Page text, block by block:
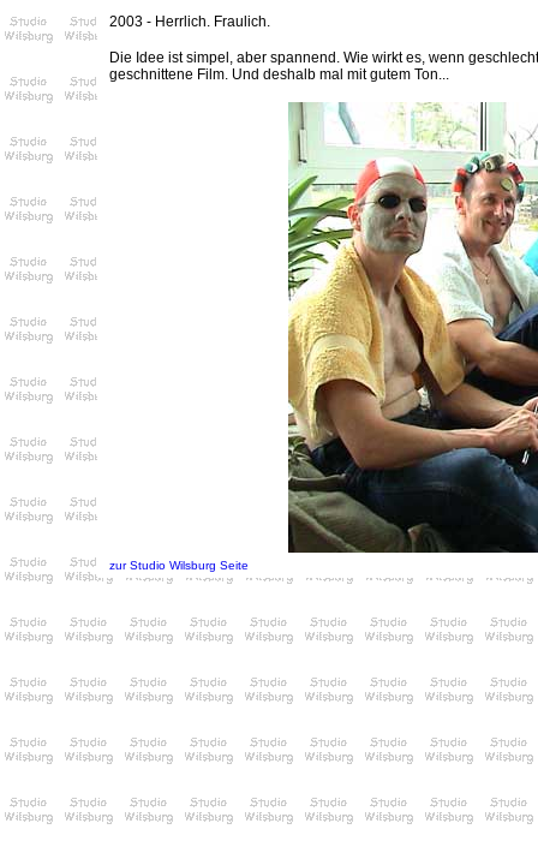
2003 - Herrlich. Fraulich.
Die Idee ist simpel, aber spannend. Wie wirkt es, wenn
geschnittene Film. Und deshalb mal mit gutem Ton...
zur Studio Wilsburg Seite